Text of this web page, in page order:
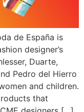
de España is
designer’s
Duarte,
Pedro del Hierro
and children.
that